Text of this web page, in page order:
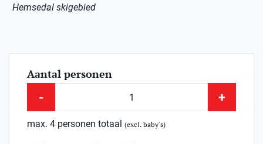
Hemsedal skigebied
Aantal personen
- +
max. 4 personen totaal (excl. baby's)